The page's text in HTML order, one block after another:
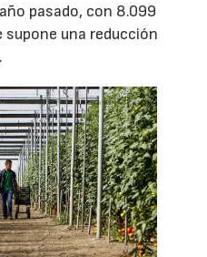
pasado, con 8.099
supone una reducción